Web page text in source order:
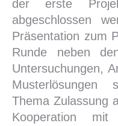
der erste
abgeschlossen
Präsentation zum
Runde neben
Untersuchungen,
Musterlösungen
Thema Zulassung
Kooperation